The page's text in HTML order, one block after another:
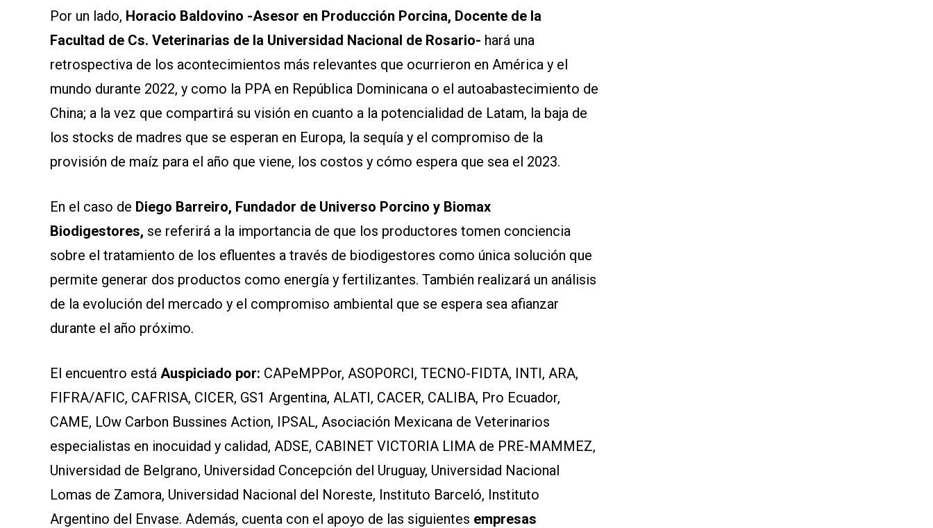
Por un lado, Horacio Baldovino -Asesor en Producción Porcina, Docente de la
Facultad de Cs. Veterinarias de la Universidad Nacional de Rosario- hará una
retrospectiva de los acontecimientos más relevantes que ocurrieron en América y el
mundo durante 2022, y como la PPA en República Dominicana o el autoabastecimiento de
China; a la vez que compartirá su visión en cuanto a la potencialidad de Latam, la baja de
los stocks de madres que se esperan en Europa, la sequía y el compromiso de la
provisión de maíz para el año que viene, los costos y cómo espera que sea el 2023.
En el caso de Diego Barreiro, Fundador de Universo Porcino y Biomax
Biodigestores, se referirá a la importancia de que los productores tomen conciencia
sobre el tratamiento de los efluentes a través de biodigestores como única solución que
permite generar dos productos como energía y fertilizantes. También realizará un análisis
de la evolución del mercado y el compromiso ambiental que se espera sea afianzar
durante el año próximo.
El encuentro está Auspiciado por: CAPeMPPor, ASOPORCI, TECNO-FIDTA, INTI, ARA,
FIFRA/AFIC, CAFRISA, CICER, GS1 Argentina, ALATI, CACER, CALIBA, Pro Ecuador,
CAME, LOw Carbon Bussines Action, IPSAL, Asociación Mexicana de Veterinarios
especialistas en inocuidad y calidad, ADSE, CABINET VICTORIA LIMA de PRE-MAMMEZ,
Universidad de Belgrano, Universidad Concepción del Uruguay, Universidad Nacional
Lomas de Zamora, Universidad Nacional del Noreste, Instituto Barceló, Instituto
Argentino del Envase. Además, cuenta con el apoyo de las siguientes empresas